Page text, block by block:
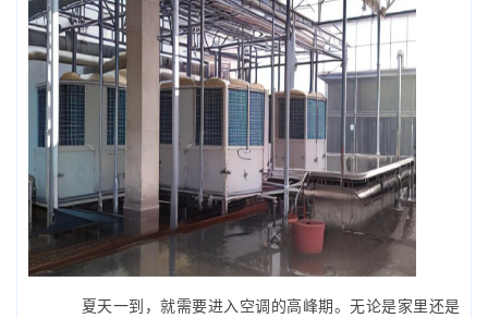
夏天一到，就需要进入空调的高峰期。无论是家里还是